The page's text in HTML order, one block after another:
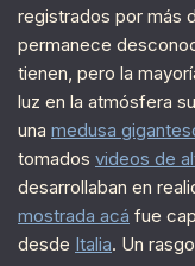
registrados por más
permanece
tienen, pero la
luz en la atmósfera
una medusa
tomados videos de
desarrollaban en
mostrada acá fue
desde Italia. Un